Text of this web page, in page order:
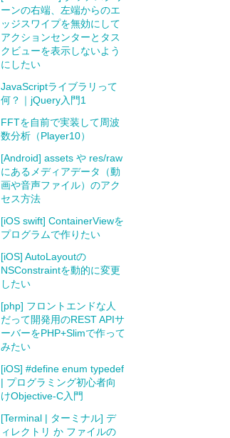
ーンの右端、左端からのエ
ッジスワイプを無効にして
アクションセンターとタス
クビューを表示しないよう
にしたい
JavaScriptライブラリって
何？｜jQuery入門1
FFTを自前で実装して周波
数分析（Player10）
[Android] assets や res/raw
にあるメディアデータ（動
画や音声ファイル）のアク
セス方法
[iOS swift] ContainerViewを
プログラムで作りたい
[iOS] AutoLayoutの
NSConstraintを動的に変更
したい
[php] フロントエンドな人
だって開発用のREST APIサ
ーバーをPHP+Slimで作って
みたい
[iOS] #define enum typedef
| プログラミング初心者向
けObjective-C入門
[Terminal | ターミナル] デ
ィレクトリ か ファイルの